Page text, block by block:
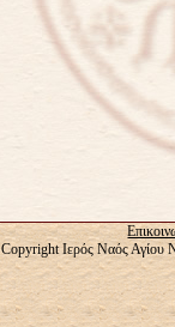
Copyright Ιερός Ναός Αγίου